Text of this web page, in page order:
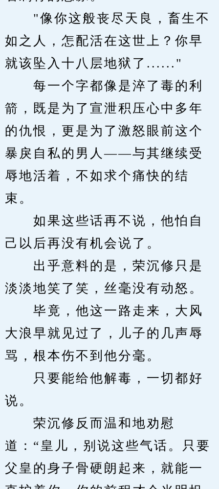
"像你这般丧尽天良，畜生不
如之人，怎配活在这世上？你早
就该坠入十八层地狱了......"
每一个字都像是淬了毒的利
箭，既是为了宣泄积压心中多年
的仇恨，更是为了激怒眼前这个
暴戾自私的男人——与其继续受
辱地活着，不如求个痛快的结
束。
如果这些话再不说，他怕自
己以后再没有机会说了。
出乎意料的是，荣沉修只是
淡淡地笑了笑，丝毫没有动怒。
毕竟，他这一路走来，大风
大浪早就见过了，儿子的几声辱
骂，根本伤不到他分毫。
只要能给他解毒，一切都好
说。
荣沉修反而温和地劝慰
道：“皇儿，别说这些气话。只要
父皇的身子骨硬朗起来，就能一